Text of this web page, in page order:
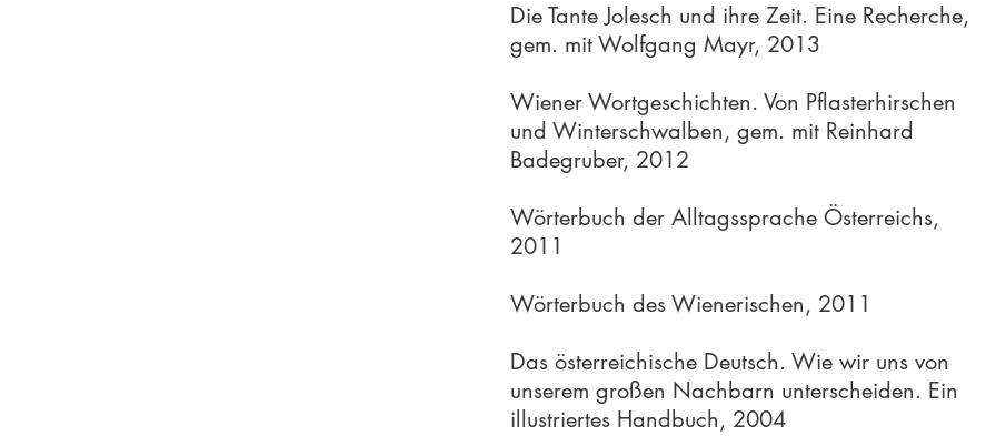
Die Tante Jolesch und ihre Zeit. Eine Recherche,
gem. mit Wolfgang Mayr, 2013
Wiener Wortgeschichten. Von Pflasterhirschen
und Winterschwalben, gem. mit Reinhard
Badegruber, 2012
Wörterbuch der Alltagssprache Österreichs,
2011
Wörterbuch des Wienerischen, 2011
Das österreichische Deutsch. Wie wir uns von
unserem großen Nachbarn unterscheiden. Ein
illustriertes Handbuch, 2004